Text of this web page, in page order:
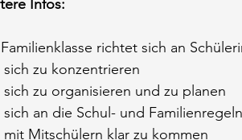
Infos:
richtet sich an
sich zu konzentrieren
sich zu organisieren und zu planen
sich an die Schul- und
mit Mitschülern klar zu kommen